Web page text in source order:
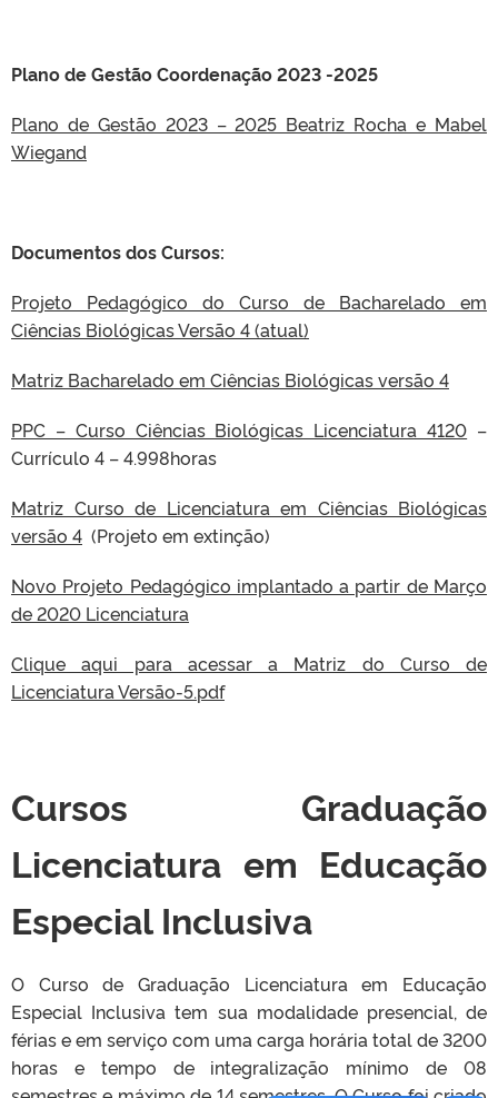
Plano de Gestão Coordenação 2023 -2025
Plano de Gestão 2023 – 2025 Beatriz Rocha e Mabel
Wiegand
Documentos dos Cursos:
Projeto Pedagógico do Curso de Bacharelado em
Ciências Biológicas Versão 4 (atual)
Matriz Bacharelado em Ciências Biológicas versão 4
PPC – Curso Ciências Biológicas Licenciatura 4120 –
Currículo 4 – 4.998horas
Matriz Curso de Licenciatura em Ciências Biológicas
versão 4 (Projeto em extinção)
Novo Projeto Pedagógico implantado a partir de Março
de 2020 Licenciatura
Clique aqui para acessar a Matriz do Curso de
Licenciatura Versão-5.pdf
Cursos Graduação
Licenciatura em Educação
Especial Inclusiva
O Curso de Graduação Licenciatura em Educação
Especial Inclusiva tem sua modalidade presencial, de
férias e em serviço com uma carga horária total de 3200
horas e tempo de integralização mínimo de 08